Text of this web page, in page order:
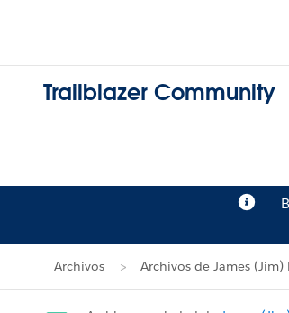
Trailblazer Community
Archivos Archivos de James (Jim)